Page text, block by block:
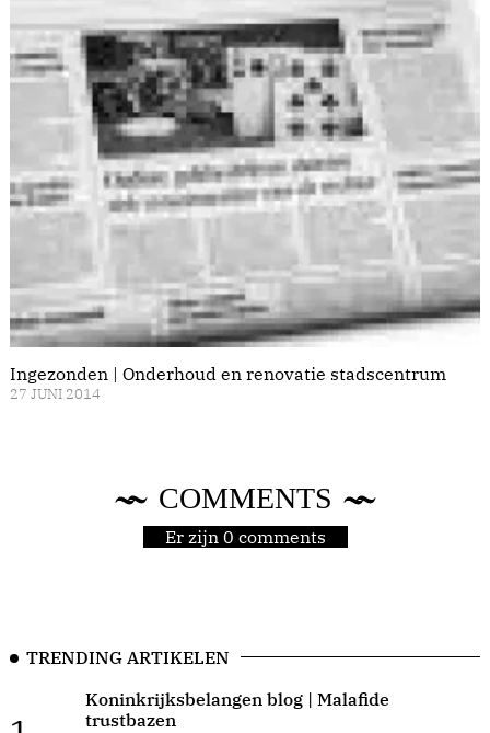
Ingezonden | Onderhoud en renovatie stadscentrum
27 JUNI 2014
COMMENTS
Er zijn 0 comments
TRENDING ARTIKELEN
Koninkrijksbelangen blog | Malafide
trustbazen